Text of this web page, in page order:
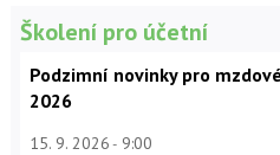
Školení pro účetní
Podzimní novinky pro
2026
15. 9. 2026 9:00